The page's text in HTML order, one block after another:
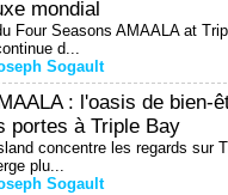
mondial
Four Seasons AMAALA at
d...
Sogault
: l'oasis de bien-
portes à Triple Bay
concentre les regards sur
plu...
Sogault